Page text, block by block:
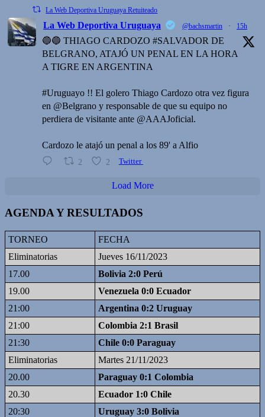
La Web Deportiva Uruguaya Retuiteado
La Web Deportiva Uruguaya @bachsmartin · 15h
🔵🔵 THIAGO CARDOZO #SALVADOR DE
BELGRANO, ATAJÓ UN PENAL EN LA HORA
A TIGRE EN ARGENTINA
#Uruguayo !! El golero Thiago Cardozo otra vez figura
en @Belgrano y responsable de que su equipo no
perdiera de visitante ante @AAAJoficial.
Cardozo le atajó un penal a los 89' a Alfio
2 2 Twitter
Load More
AGENDA Y RESULTADOS
TORNEO
FECHA
Eliminatorias
Jueves 16/11/2023
17.00
Bolivia 2:0 Perú
19.00
Venezuela 0:0 Ecuador
21:00
Argentina 0:2 Uruguay
21:00
Colombia 2:1 Brasil
21:30
Chile 0:0 Paraguay
Eliminatorias
Martes 21/11/2023
20.00
Paraguay 0:1 Colombia
20.30
Ecuador 1:0 Chile
20:30
Uruguay 3:0 Bolivia